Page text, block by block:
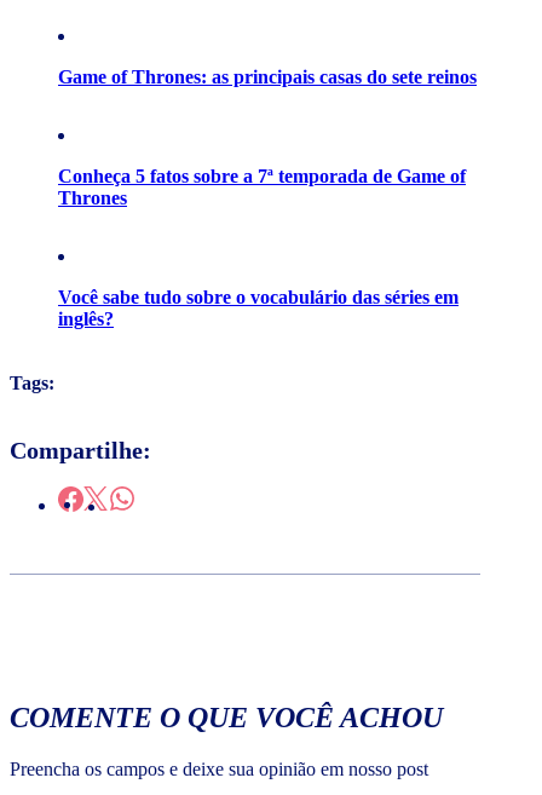
Game of Thrones: as principais casas do sete reinos
Conheça 5 fatos sobre a 7ª temporada de Game of
Thrones
Você sabe tudo sobre o vocabulário das séries em
inglês?
Tags:
Compartilhe:
COMENTE O QUE VOCÊ ACHOU
Preencha os campos e deixe sua opinião em nosso post